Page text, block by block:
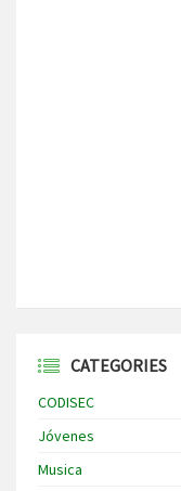
CATEGORIES
CODISEC
Jóvenes
Musica